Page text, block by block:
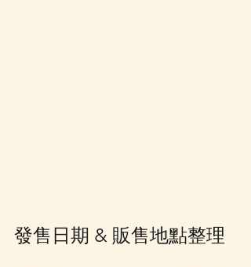
發售日期 & 販售地點整理